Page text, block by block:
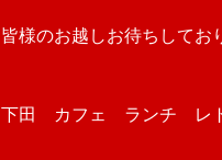
皆様のお越しお待ちしてお
下田 カフェ ランチ レ